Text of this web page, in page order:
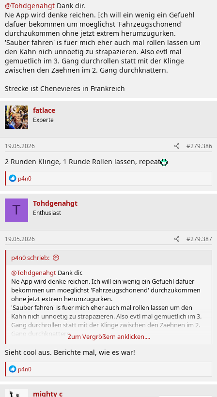
@Tohdgenahgt Dank dir.
Ne App wird denke reichen. Ich will ein wenig ein Gefuehl
dafuer bekommen um moeglichst 'Fahrzeugschonend'
durchzukommen ohne jetzt extrem herumzugurken.
'Sauber fahren' is fuer mich eher auch mal rollen lassen um
den Kahn nich unnoetig zu strapazieren. Also evtl mal
gemuetlich im 3. Gang durchrollen statt mit der Klinge
zwischen den Zaehnen im 2. Gang durchknattern.
Strecke ist Chenevieres in Frankreich
fatlace
Experte
19.05.2026 #279.386
2 Runden Klinge, 1 Runde Rollen lassen, repeat
R
k
t
o
n
e
n
:
p4n0
T Tohdgenahgt
Enthusiast
19.05.2026 #279.387
p4n0 schrieb:
@Tohdgenahgt Dank dir.
Ne App wird denke reichen. Ich will ein wenig ein Gefuehl dafuer
bekommen um moeglichst 'Fahrzeugschonend' durchzukommen
ohne jetzt extrem herumzugurken.
'Sauber fahren' is fuer mich eher auch mal rollen lassen um den
Kahn nich unnoetig zu strapazieren. Also evtl mal gemuetlich im 3.
Gang durchrollen statt mit der Klinge zwischen den Zaehnen im 2.
Gang durchknattern.
Strecke ist Chenevieres in Frankreich
Zum Vergrößern anklicken....
Sieht cool aus. Berichte mal, wie es war!
R
p4n0
mighty c